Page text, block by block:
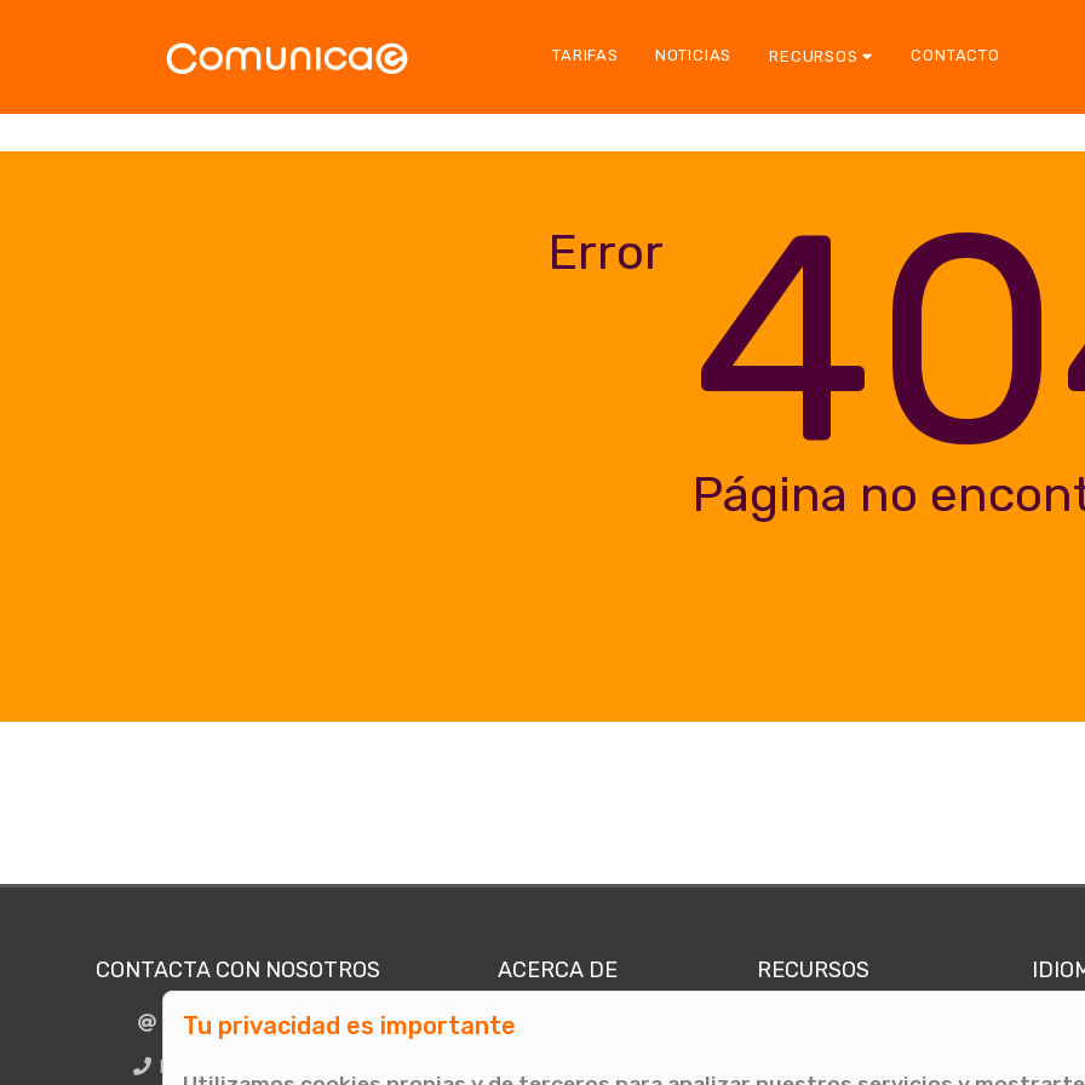
TARIFAS NOTICIAS RECURSOS CONTACTO
Error
Página no
CONTACTA CON NOSOTROS
info@comunicae.com
BCN + 34 931 702 774
ACERCA DE
Quiénes somos
RECURSOS
Tu privacidad es importante